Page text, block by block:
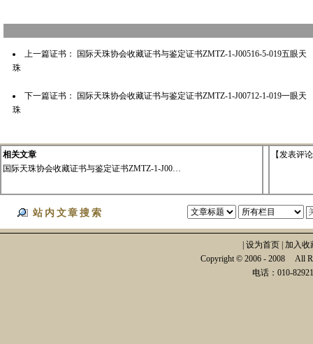
上一篇证书：
国际天珠协会收藏证书与鉴定证书ZMTZ-1-J00516-5-019五眼天
珠
下一篇证书：
国际天珠协会收藏证书与鉴定证书ZMTZ-1-J00712-1-019一眼天
珠
相关文章
国际天珠协会收藏证书与鉴定证书ZMTZ-1-J00…
【发表评论
站内文章搜索
设为首页 加入收
Copyright © 2006 - 2008 All
电话：010-